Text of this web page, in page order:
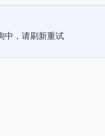
中，请刷新重试